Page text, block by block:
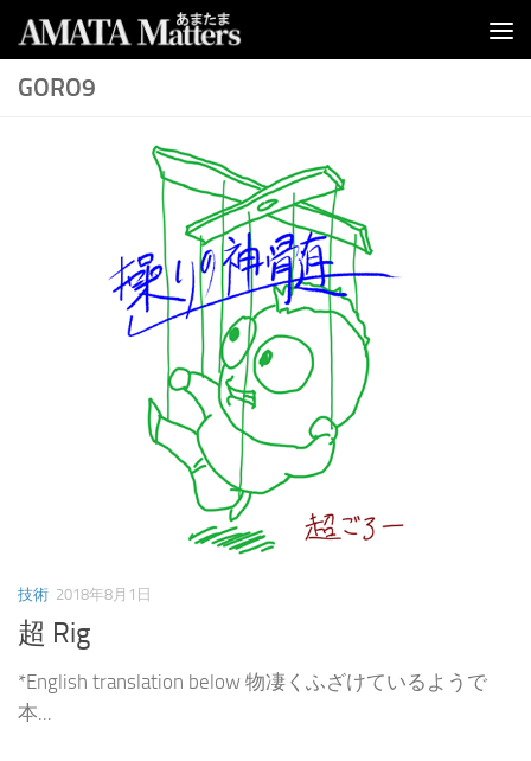
コンテンツへスキップ
GORO9
技術 2018年8月1日
超 Rig
*English translation below 物凄くふざけているようで
本...